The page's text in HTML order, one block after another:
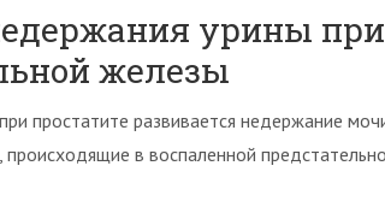
урины
железы
простатите развивается недержание
происходящие в воспаленной